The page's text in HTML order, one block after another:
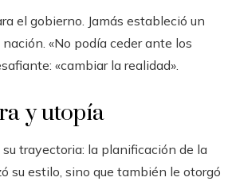
el gobierno. Jamás estableció un
«No podía ceder ante los
«cambiar la realidad».
y utopía
trayectoria: la planificación de la
su estilo, sino que también le otorgó